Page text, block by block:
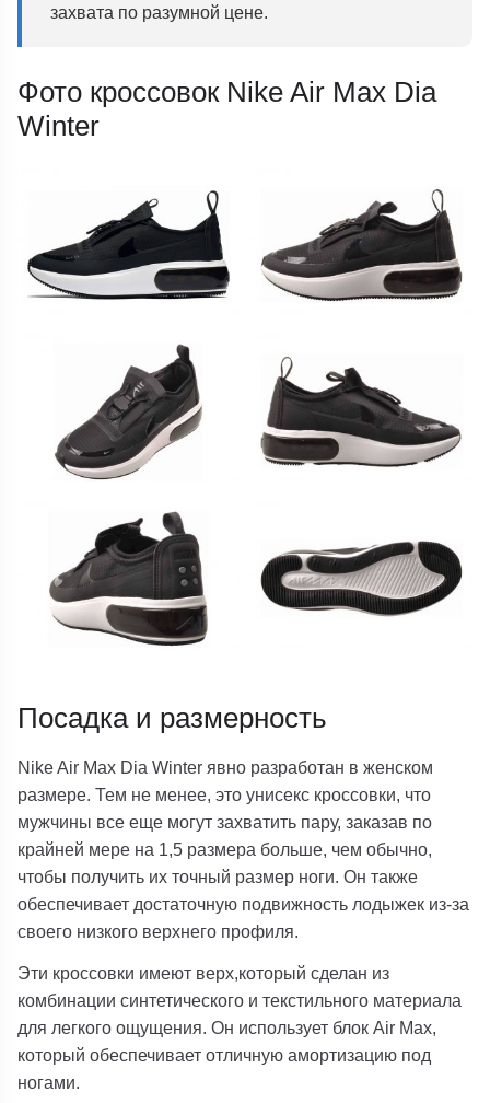
захвата по разумной цене.
Фото кроссовок Nike Air Max Dia
Winter
Посадка и размерность
Nike Air Max Dia Winter явно разработан в женском
размере. Тем не менее, это унисекс кроссовки, что
мужчины все еще могут захватить пару, заказав по
крайней мере на 1,5 размера больше, чем обычно,
чтобы получить их точный размер ноги. Он также
обеспечивает достаточную подвижность лодыжек из-за
своего низкого верхнего профиля.
Эти кроссовки имеют верх,который сделан из
комбинации синтетического и текстильного материала
для легкого ощущения. Он использует блок Air Max,
который обеспечивает отличную амортизацию под
ногами.